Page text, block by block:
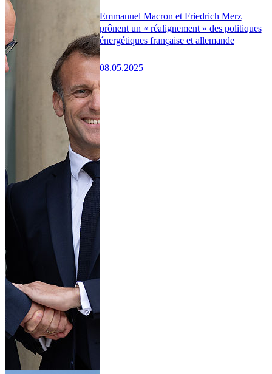
Emmanuel Macron et Friedrich Merz
prônent un « réalignement » des politiques
énergétiques française et allemande
08.05.2025